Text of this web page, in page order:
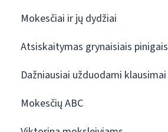
Mokesčiai ir jų dydžiai
Atsiskaitymas grynaisiais pinigais
Dažniausiai užduodami klausimai
Mokesčių ABC